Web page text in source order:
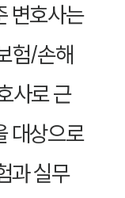
변호사는
험/손해
사로 근
대상으로
과 실무